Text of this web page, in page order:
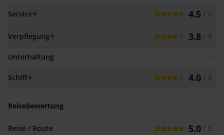
Service 4.5
Verpflegung 3.8
Unterhaltung ---
Schiff 4.0
Reisebewertung
Reise / Route 5.0 / 5